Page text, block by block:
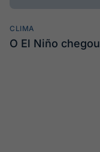
CLIMA
O El Niño chegou